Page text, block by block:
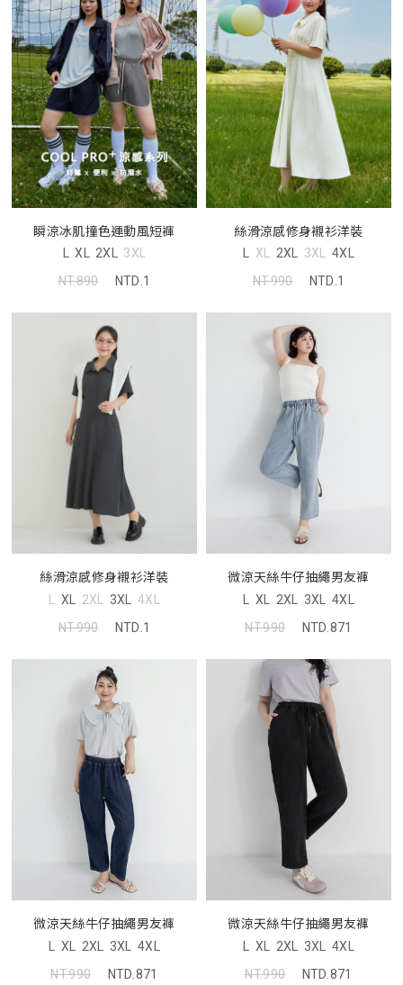
瞬涼冰肌撞色運動風短褲
L XL 2XL 3XL
NT.890
NTD.1
絲滑涼感修身襯衫洋裝
L XL 2XL 3XL 4XL
NT.990
NTD.1
絲滑涼感修身襯衫洋裝
L XL 2XL 3XL 4XL
NT.990
NTD.1
微涼天絲牛仔抽繩男友褲
L XL 2XL 3XL 4XL
NT.990
NTD.871
微涼天絲牛仔抽繩男友褲
L XL 2XL 3XL 4XL
NT.990
NTD.871
微涼天絲牛仔抽繩男友褲
L XL 2XL 3XL 4XL
NT.990
NTD.871